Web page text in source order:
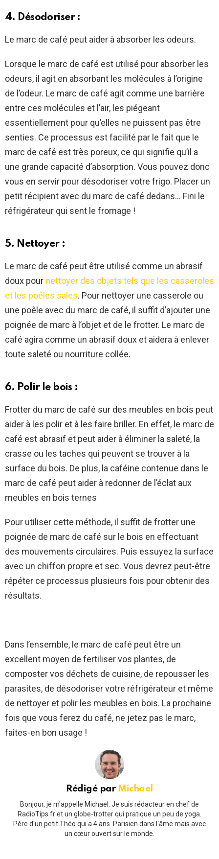
4. Désodoriser :
Le marc de café peut aider à absorber les odeurs.
Lorsque le marc de café est utilisé pour absorber les
odeurs, il agit en absorbant les molécules à l’origine
de l’odeur. Le marc de café agit comme une barrière
entre ces molécules et l’air, les piégeant
essentiellement pour qu’elles ne puissent pas être
senties. Ce processus est facilité par le fait que le
marc de café est très poreux, ce qui signifie qu’il a
une grande capacité d’absorption. Vous pouvez donc
vous en servir pour désodoriser votre frigo. Placer un
petit récipient avec du marc de café dedans… Fini le
réfrigérateur qui sent le fromage !
5. Nettoyer :
Le marc de café peut être utilisé comme un abrasif
doux pour nettoyer des objets tels que les casseroles
et les poêles sales. Pour nettoyer une casserole ou
une poêle avec du marc de café, il suffit d’ajouter une
poignée de marc à l’objet et de le frotter. Le marc de
café agira comme un abrasif doux et aidera à enlever
toute saleté ou nourriture collée.
6. Polir le bois :
Frotter du marc de café sur des meubles en bois peut
aider à les polir et à les faire briller. En effet, le marc de
café est abrasif et peut aider à éliminer la saleté, la
crasse ou les taches qui peuvent se trouver à la
surface du bois. De plus, la caféine contenue dans le
marc de café peut aider à redonner de l’éclat aux
meubles en bois ternes
Pour utiliser cette méthode, il suffit de frotter une
poignée de marc de café sur le bois en effectuant
des mouvements circulaires. Puis essuyez la surface
avec un chiffon propre et sec. Vous devrez peut-être
répéter ce processus plusieurs fois pour obtenir des
résultats.
Dans l’ensemble, le marc de café peut être un
excellent moyen de fertiliser vos plantes, de
composter vos déchets de cuisine, de repousser les
parasites, de désodoriser votre réfrigérateur et même
de nettoyer et polir les meubles en bois. La prochaine
fois que vous ferez du café, ne jetez pas le marc,
faites-en bon usage !
Rédigé par Michael
Bonjour, je m'appelle Michael. Je suis rédacteur en chef de
RadioTips.fr et un globe-trotter qui pratique un peu de yoga.
Père d'un petit Théo qui a 4 ans. Parisien dans l'âme mais avec
un cœur ouvert sur le monde.